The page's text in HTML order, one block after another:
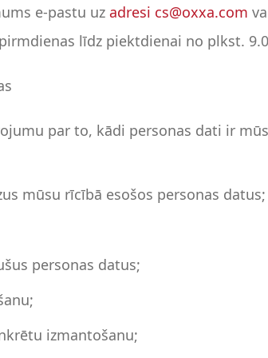
e-pastu uz adresi cs@oxxa.com
līdz piektdienai no plkst.
par to, kādi personas dati ir
mūsu rīcībā esošos personas datus;
personas datus;
izmantošanu;